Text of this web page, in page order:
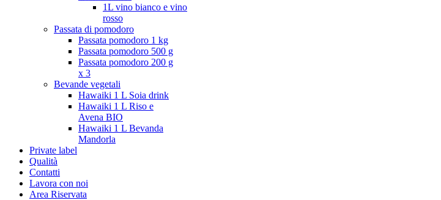
1L vino bianco e vino
rosso
Passata di pomodoro
Passata pomodoro 1 kg
Passata pomodoro 500 g
Passata pomodoro 200 g
x 3
Bevande vegetali
Hawaiki 1 L Soia drink
Hawaiki 1 L Riso e
Avena BIO
Hawaiki 1 L Bevanda
Mandorla
Private label
Qualità
Contatti
Lavora con noi
Area Riservata